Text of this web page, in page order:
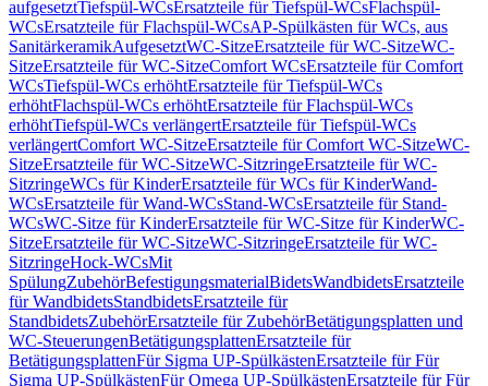
aufgesetztTiefspül-WCsErsatzteile für Tiefspül-WCsFlachspül-
WCsErsatzteile für Flachspül-WCsAP-Spülkästen für WCs, aus
SanitärkeramikAufgesetztWC-SitzeErsatzteile für WC-SitzeWC-
SitzeErsatzteile für WC-SitzeComfort WCsErsatzteile für Comfort
WCsTiefspül-WCs erhöhtErsatzteile für Tiefspül-WCs
erhöhtFlachspül-WCs erhöhtErsatzteile für Flachspül-WCs
erhöhtTiefspül-WCs verlängertErsatzteile für Tiefspül-WCs
verlängertComfort WC-SitzeErsatzteile für Comfort WC-SitzeWC-
SitzeErsatzteile für WC-SitzeWC-SitzringeErsatzteile für WC-
SitzringeWCs für KinderErsatzteile für WCs für KinderWand-
WCsErsatzteile für Wand-WCsStand-WCsErsatzteile für Stand-
WCsWC-Sitze für KinderErsatzteile für WC-Sitze für KinderWC-
SitzeErsatzteile für WC-SitzeWC-SitzringeErsatzteile für WC-
SitzringeHock-WCsMit
SpülungZubehörBefestigungsmaterialBidetsWandbidetsErsatzteile
für WandbidetsStandbidetsErsatzteile für
StandbidetsZubehörErsatzteile für ZubehörBetätigungsplatten und
WC-SteuerungenBetätigungsplattenErsatzteile für
BetätigungsplattenFür Sigma UP-SpülkästenErsatzteile für Für
Sigma UP-SpülkästenFür Omega UP-SpülkästenErsatzteile für Für